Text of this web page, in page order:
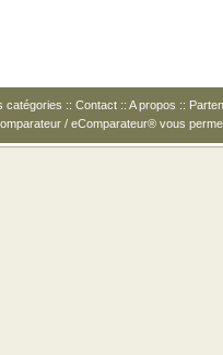
catégories :: Contact :: A propos ::
/ eComparateur® vous